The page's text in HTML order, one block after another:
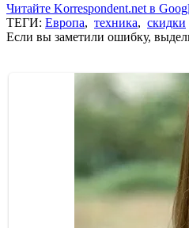
Читайте Korrespondent.net в
ТЕГИ: Европа, техника, скидки
Если вы заметили ошибку,